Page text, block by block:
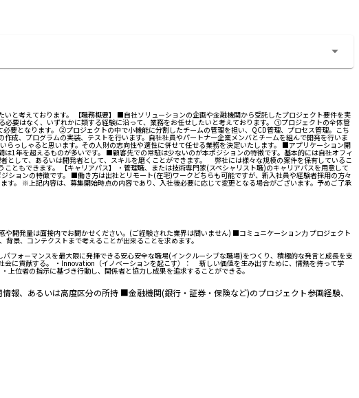
と考えております。 【職務概要】 ■自社ソリューションの企画や金融機関から受託したプロジェクト要件を実
要はなく、いずれかに類する経験に沿って、業務をお任せしたいと考えております。 ①プロジェクトの全体管
要となります。 ②プロジェクトの中で小機能に分割したチームの管理を担い、QCD管理、プロセス管理。こち
成、プログラムの実装、テストを行います。自社社員やパートナー企業メンバとチームを組んで開発を行いま
っしゃると思います。その人財の志向性や適性に併せて任せる業務を決定いたします。 ■アプリケーション開
1年を超えるものが多いです。 ■顧客先での常駐は少ないのが本ポジションの特徴です。基本的には自社オフィ
として、あるいは開発者として、スキルを磨くことができます。 弊社には様々な規模の案件を保有しているこ
ともできます。 【キャリアパス】 ・管理職、または技術専門家(スペシャリスト職)のキャリアパスを用意して
ョンの特徴です。 ■働き方は出社とリモート(在宅)ワークどちらも可能ですが、新入社員や経験者採用の方々
。 ※上記内容は、募集開始時点の内容であり、入社後必要に応じて変更となる場合がございます。予めご了承
開発量は面接内でお聞かせください。(ご経験された業界は問いません) ■コミュニケーション力 プロジェクト
景、コンテクストまで考えることが出来ることを求めます。
ォーマンスを最大限に発揮できる安心安全な職場(インクルーシブな職場)をつくり、積極的な発言と成長を支
に貢献する。 ・Innovation（イノベーションを起こす）： 新しい価値を生み出すために、情熱を持って学
位者の指示に基づき行動し、関係者と協力し成果を追求することができる。
、あるいは高度区分の所持 ■金融機関(銀行・証券・保険など)のプロジェクト参画経験、